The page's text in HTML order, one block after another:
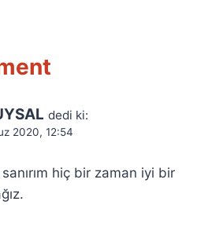
dedi ki:
2020, 12:54
hiç bir zaman iyi bir